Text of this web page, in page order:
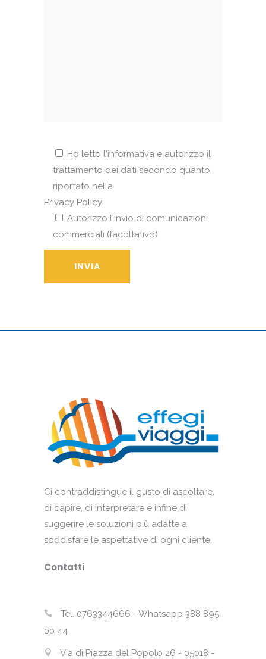
Ho letto l'informativa e autorizzo il
trattamento dei dati secondo quanto
riportato nella
Privacy Policy
Autorizzo l'invio di comunicazioni
commerciali (facoltativo)
Ci contraddistingue il gusto di ascoltare,
di capire, di interpretare e infine di
suggerire le soluzioni più adatte a
soddisfare le aspettative di ogni cliente.
Contatti
Tel. 0763344666 - Whatsapp 388 895
00 44
Via di Piazza del Popolo 26 - 05018 -